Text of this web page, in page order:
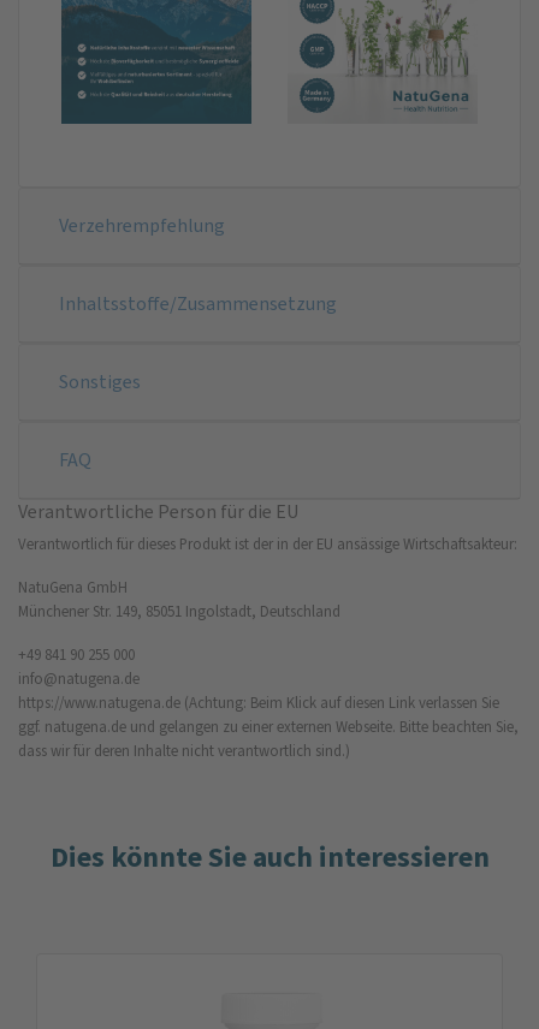
Verzehrempfehlung
Inhaltsstoffe/Zusammensetzung
Sonstiges
FAQ
Verantwortliche Person für die EU
Verantwortlich für dieses Produkt ist der in der EU ansässige Wirtschaftsakteur:
NatuGena GmbH
Münchener Str. 149, 85051 Ingolstadt, Deutschland
+49 841 90 255 000
info@natugena.de
https://www.natugena.de (Achtung: Beim Klick auf diesen Link verlassen Sie
ggf. natugena.de und gelangen zu einer externen Webseite. Bitte beachten Sie,
dass wir für deren Inhalte nicht verantwortlich sind.)
Dies könnte Sie auch interessieren